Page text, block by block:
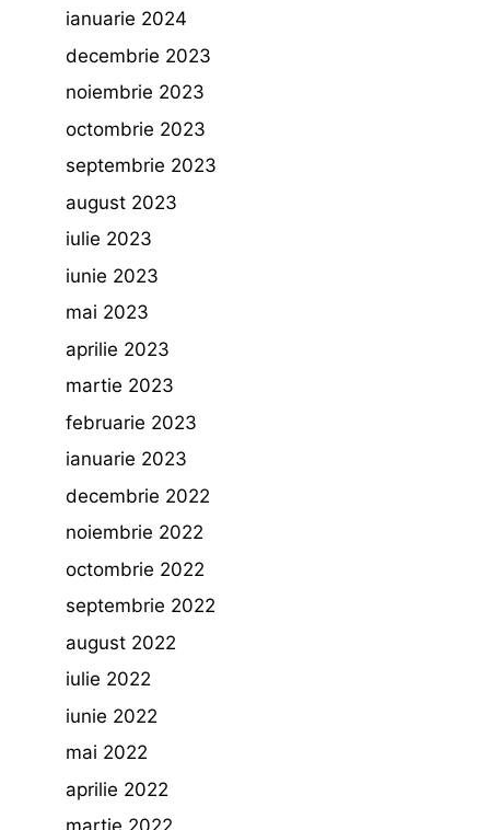
ianuarie 2024
decembrie 2023
noiembrie 2023
octombrie 2023
septembrie 2023
august 2023
iulie 2023
iunie 2023
mai 2023
aprilie 2023
martie 2023
februarie 2023
ianuarie 2023
decembrie 2022
noiembrie 2022
octombrie 2022
septembrie 2022
august 2022
iulie 2022
iunie 2022
mai 2022
aprilie 2022
martie 2022